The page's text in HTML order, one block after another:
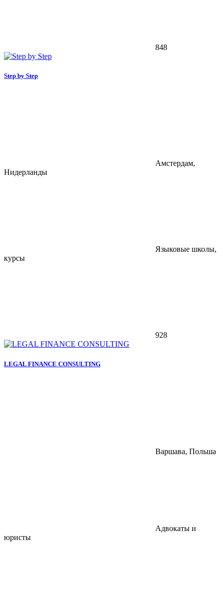
848
Step by Step
Амстердам,
Нидерланды
Языковые школы,
курсы
928
LEGAL FINANCE CONSULTING
Варшава, Польша
Адвокаты и
юристы